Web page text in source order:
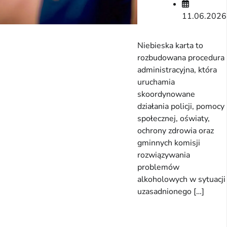
11.06.2026
Niebieska karta to
rozbudowana procedura
administracyjna, która
uruchamia
skoordynowane
działania policji, pomocy
społecznej, oświaty,
ochrony zdrowia oraz
gminnych komisji
rozwiązywania
problemów
alkoholowych w sytuacji
uzasadnionego […]